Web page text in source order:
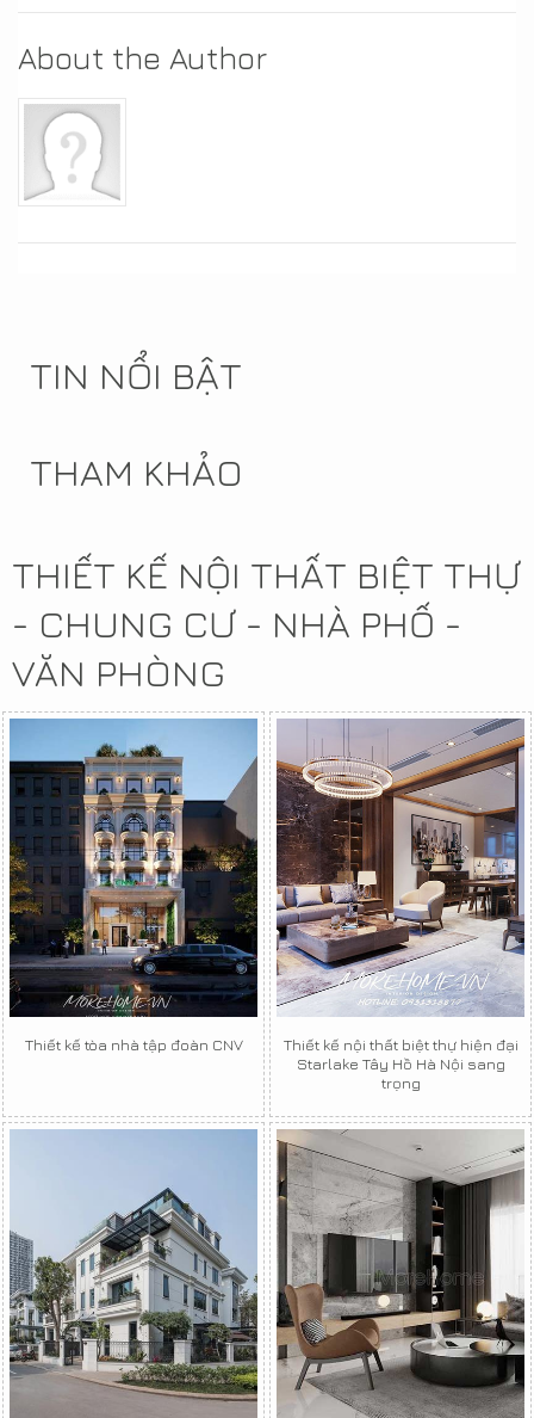
About the Author
TIN NỔI BẬT
THAM KHẢO
THIẾT KẾ NỘI THẤT BIỆT THỰ
- CHUNG CƯ - NHÀ PHỐ -
VĂN PHÒNG
Thiết kế tòa nhà tập đoàn CNV
Thiết kế nội thất biệt thự hiện đại
Starlake Tây Hồ Hà Nội sang
trọng